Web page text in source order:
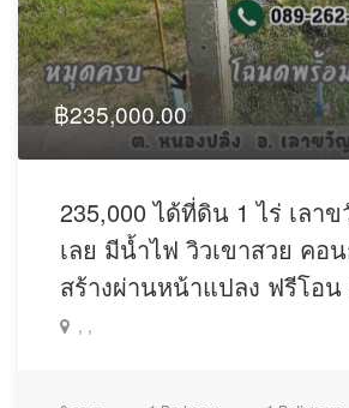
฿235,000.00
235,000 ได้ที่ดิน 1 ไร่ เลา
เลย มีน้ำไฟ วิวเขาสวย คอ
สร้างผ่านหน้าแปลง ฟรีโอ
, ,